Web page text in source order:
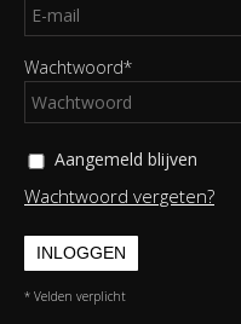
Wachtwoord*
Aangemeld blijven
Wachtwoord vergeten?
INLOGGEN
* Velden verplicht